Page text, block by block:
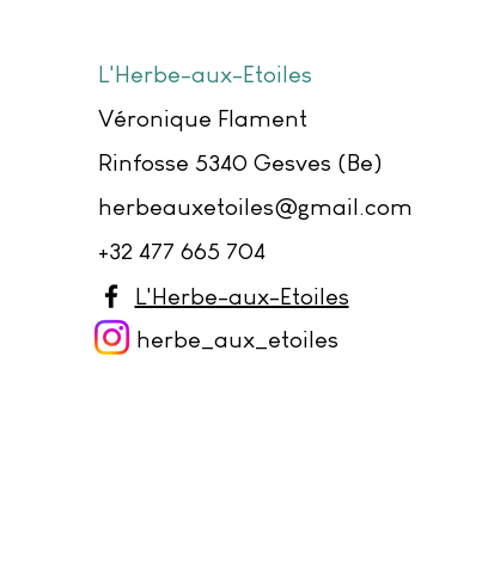
L'Herbe-aux-Etoiles
Véronique Flament
Rinfosse 5340 Gesves (Be)
herbeauxetoiles@gmail.com
+32 477 665 704
L'Herbe-aux-Etoiles
herbe_aux_etoiles